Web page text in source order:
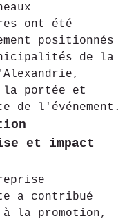
ont été
positionnés
de la
la portée et
de l'événement.
et impact
a contribué
à la promotion,